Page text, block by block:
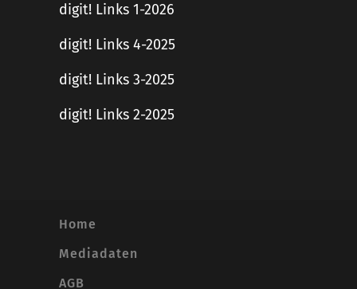
digit! Links 1-2026
digit! Links 4-2025
digit! Links 3-2025
digit! Links 2-2025
Home
Mediadaten
AGB